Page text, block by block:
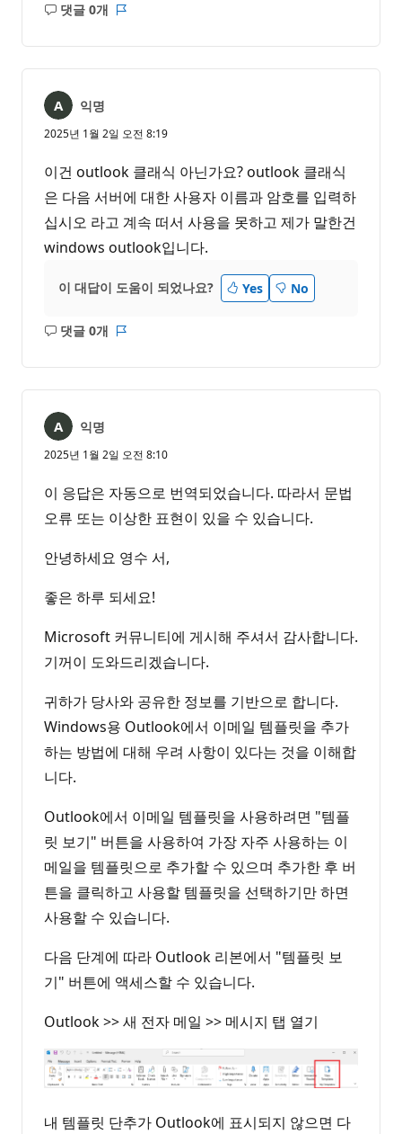
댓글 0개
설
음
익명
2025년 1월 2일 오전 8:19
이건 outlook 클래식 아닌가요? outlook 클래식
은 다음 서버에 대한 사용자 이름과 암호를 입력하
십시오 라고 계속 떠서 사용을 못하고 제가 말한건
windows outlook입니다.
이 대답이 도움이 되었나요? Yes No
댓글 0개
설
음
익명
2025년 1월 2일 오전 8:10
이 응답은 자동으로 번역되었습니다. 따라서 문법
오류 또는 이상한 표현이 있을 수 있습니다.
안녕하세요 영수 서,
좋은 하루 되세요!
Microsoft 커뮤니티에 게시해 주셔서 감사합니다.
기꺼이 도와드리겠습니다.
귀하가 당사와 공유한 정보를 기반으로 합니다.
Windows용 Outlook에서 이메일 템플릿을 추가
하는 방법에 대해 우려 사항이 있다는 것을 이해합
니다.
Outlook에서 이메일 템플릿을 사용하려면 "템플
릿 보기" 버튼을 사용하여 가장 자주 사용하는 이
메일을 템플릿으로 추가할 수 있으며 추가한 후 버
튼을 클릭하고 사용할 템플릿을 선택하기만 하면
사용할 수 있습니다.
다음 단계에 따라 Outlook 리본에서 "템플릿 보
기" 버튼에 액세스할 수 있습니다.
Outlook >> 새 전자 메일 >> 메시지 탭 열기
내 템플릿 단추가 Outlook에 표시되지 않으면 다